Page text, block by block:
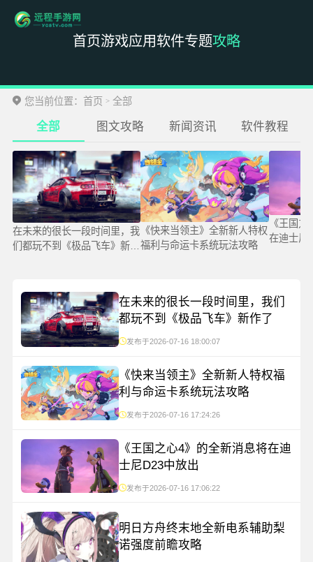
首页游戏应用软件专题攻略
您当前位置： 首页 > 全部
全部 图文攻略 新闻资讯 软件教程
在未来的很长一段时间里，我
们都玩不到《极品飞车》新作
《快来当领主》全新新人特权
福利与命运卡系统玩法攻略
《王国之
在迪士尼
在未来的很长一段时间里，我们
都玩不到《极品飞车》新作了
发布于2026-07-16 18:00:07
《快来当领主》全新新人特权福
利与命运卡系统玩法攻略
发布于2026-07-16 17:24:26
《王国之心4》的全新消息将在迪
士尼D23中放出
发布于2026-07-16 17:06:22
明日方舟终末地全新电系辅助梨
诺强度前瞻攻略